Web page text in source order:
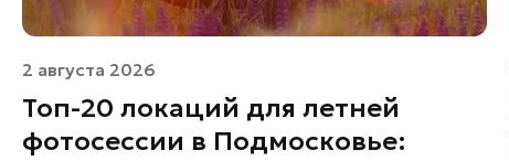
2 августа 2026
Топ-20 локаций для летней
фотосессии в Подмосковье: